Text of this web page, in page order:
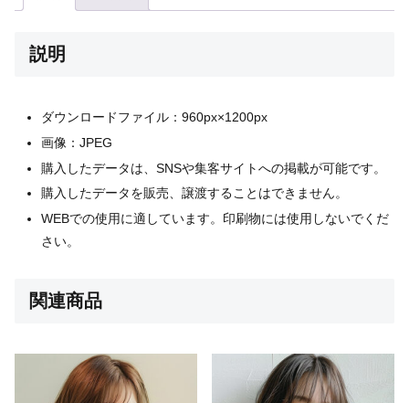
説明
ダウンロードファイル：960px×1200px
画像：JPEG
購入したデータは、SNSや集客サイトへの掲載が可能です。
購入したデータを販売、譲渡することはできません。
WEBでの使用に適しています。印刷物には使用しないでくだ
さい。
関連商品